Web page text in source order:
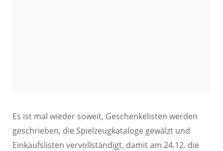
Es ist mal wieder soweit, Geschenkelisten werden
geschrieben, die Spielzeugkataloge gewälzt und
Einkaufslisten vervollständigt, damit am 24.12. die